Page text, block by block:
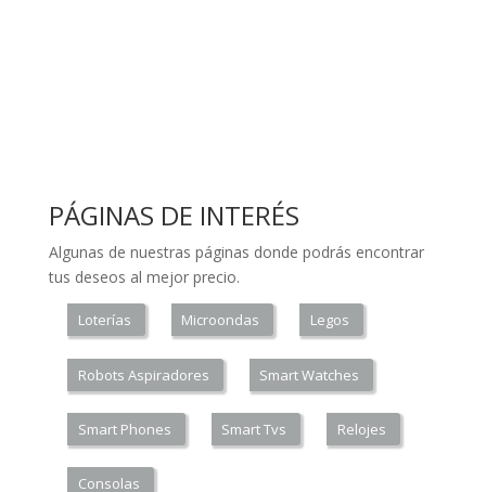
PÁGINAS DE INTERÉS
Algunas de nuestras páginas donde podrás encontrar
tus deseos al mejor precio.
Loterías Microondas Legos
Robots Aspiradores Smart Watches
Smart Phones Smart Tvs Relojes
Consolas